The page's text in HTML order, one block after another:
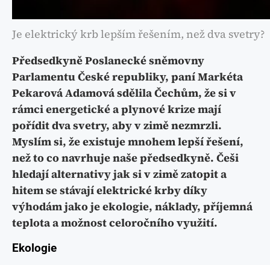
Je elektrický krb lepším řešením, než dva svetry?
Předsedkyně Poslanecké sněmovny
Parlamentu České republiky, paní Markéta
Pekarová Adamová sdělila Čechům, že si v
rámci energetické a plynové krize mají
pořídit dva svetry, aby v zimě nezmrzli.
Myslím si, že existuje mnohem lepší řešení,
než to co navrhuje naše předsedkyně. Češi
hledají alternativy jak si v zimě zatopit a
hitem se stávají elektrické krby díky
výhodám jako je ekologie, náklady, příjemná
teplota a možnost celoročního využití.
Ekologie